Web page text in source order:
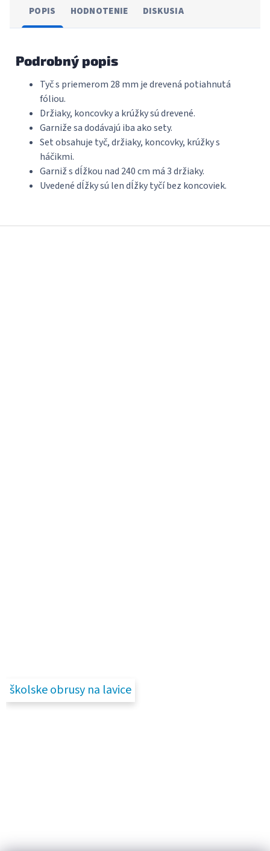
POPIS HODNOTENIE DISKUSIA
Podrobný popis
Tyč s priemerom 28 mm je drevená potiahnutá
fóliou.
Držiaky, koncovky a krúžky sú drevené.
Garniže sa dodávajú iba ako sety.
Set obsahuje tyč, držiaky, koncovky, krúžky s
háčikmi.
Garniž s dĺžkou nad 240 cm má 3 držiaky.
Uvedené dĺžky sú len dĺžky tyčí bez koncoviek.
školske obrusy na lavice